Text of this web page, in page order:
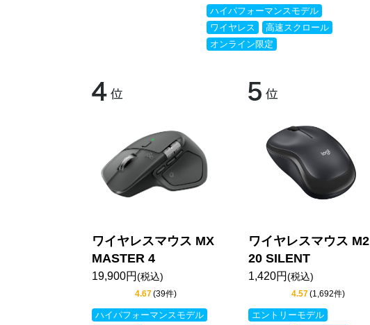
ハイパフォーマンスモデル
ワイヤレス
高速スクロール
オンライン限定
ワイヤレスマウス MX
MASTER 4
19,900円(税込)
4.67(39件)
ハイパフォーマンスモデル
ワイヤレスマウス M2
20 SILENT
1,420円(税込)
4.57(1,692件)
エントリーモデル